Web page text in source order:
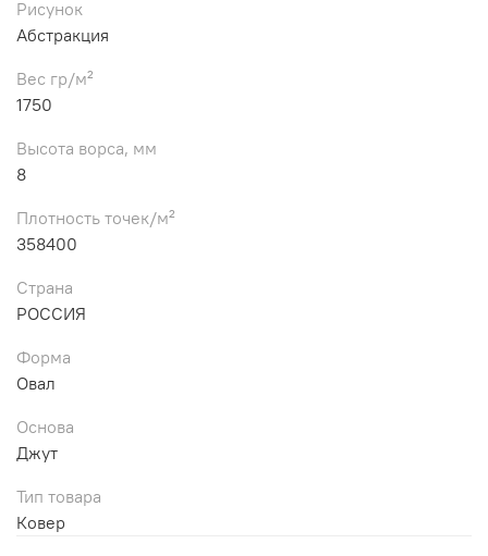
Рисунок
Абстракция
Вес гр/м²
1750
Высота ворса, мм
8
Плотность точек/м²
358400
Страна
РОССИЯ
Форма
Овал
Основа
Джут
Тип товара
Ковер